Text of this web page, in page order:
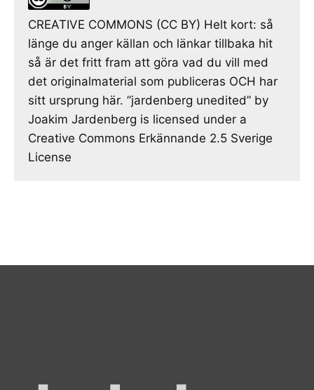
CREATIVE COMMONS (CC BY) Helt kort: så
länge du anger källan och länkar tillbaka hit
så är det fritt fram att göra vad du vill med
det originalmaterial som publiceras OCH har
sitt ursprung här. ”jardenberg unedited” by
Joakim Jardenberg is licensed under a
Creative Commons Erkännande 2.5 Sverige
License